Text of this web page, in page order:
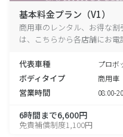
基本料金プラン（V1）
商用車のレンタル、お得な
は、こちらから各店舗にお電
代表車種 プロボ
ボディタイプ 商用車
営業時間 08:00-
6時間まで6,600円
免責補償制度1,100円